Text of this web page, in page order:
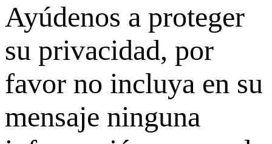
Ayúdenos a proteger
su privacidad, por
favor no incluya en su
mensaje ninguna